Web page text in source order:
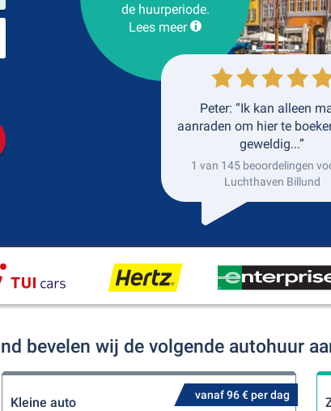
Plaats voor teruggave
Inleveren
de huurperiode.
Lees meer
Peter: “Ik kan alleen
aanraden om hier te
geweldig...”
1 van 145 beoordelingen
Luchthaven Billund
bevelen wij de volgende autohuur
vanaf 96 € per dag
Kleine auto